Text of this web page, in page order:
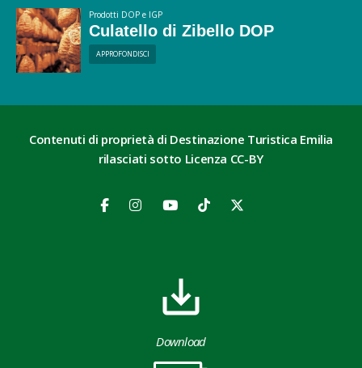
Prodotti DOP e IGP
Culatello di Zibello DOP
APPROFONDISCI
Contenuti di proprietà di Destinazione Turistica Emilia
rilasciati sotto Licenza CC-BY
Download